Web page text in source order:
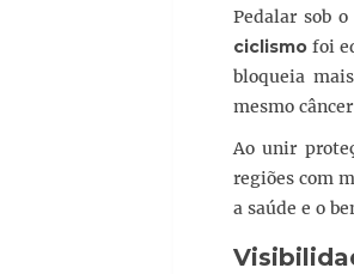
Pedalar sob
ciclismofoi
bloqueia
mesmo
Ao unir
regiões com
a saúde e o